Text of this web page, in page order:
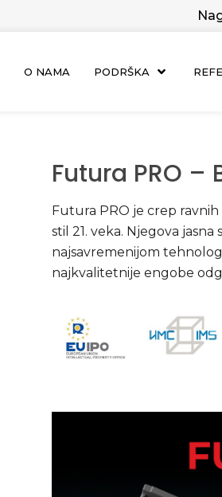
O NAMA PODRŠKA
Futura PRO –
Futura PRO je crep
stil 21. veka. Njegova
najsavremenijom
najkvalitetnije engobe